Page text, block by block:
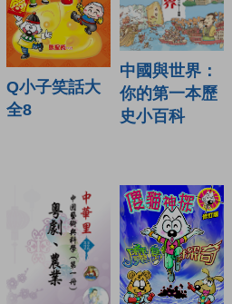
Q小子笑話大
全8
中國與世界：
你的第一本歷
史小百科